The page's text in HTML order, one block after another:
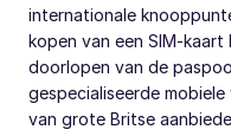
internationale
kopen van een SIM-kaart
doorlopen van de
gespecialiseerde
van grote Britse